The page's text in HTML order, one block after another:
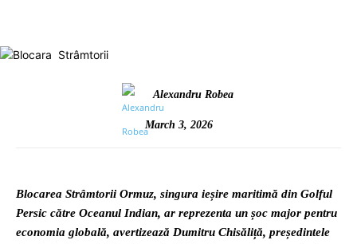
Alexandru Robea
March 3, 2026
Blocarea Strâmtorii Ormuz, singura ieșire maritimă din Golful
Persic către Oceanul Indian, ar reprezenta un șoc major pentru
economia globală, avertizează Dumitru Chisăliță, președintele